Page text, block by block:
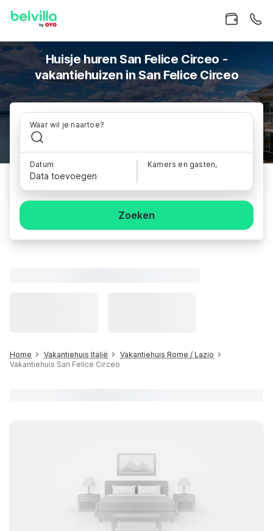
Huisje huren San Felice Circeo -
vakantiehuizen in San Felice Circeo
Waar wil je naartoe?
Datum
Data toevoegen
Kamers en gasten,
Zoeken
Home Vakantiehuis Italië
Vakantiehuis Rome / Lazio
Vakantiehuis San Felice Circeo